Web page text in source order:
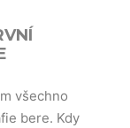
všechno
bere. Kdy